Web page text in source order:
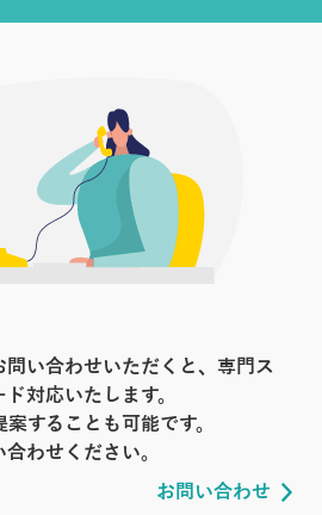
問い合わせいただくと、専門ス
対応いたします。
することも可能です。
わせください。
お問い合わせ